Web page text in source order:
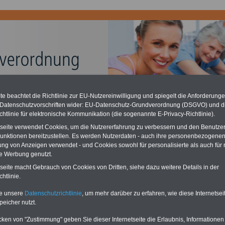
hat die Berliner Landesbesoldung für verfassungs-
(Berlin muss bisMärz 2027 eine Neuregelung der Besoldung
Auch beim Bund (Beamte & Ruhestandsbeamte) gibt es teilweise
(Medienberichten zufolge liegt diese für
alle (!) Beamte
mind. 3.000 und 13.000 Euro, Der INFO-SERVICE gibt hierzu eine
heraus, die unmittelbar nach dem Beschluss des Gesetzentwurfs der
vorgelegt wird (im II. Quartal.2026) >>>
zur (Vor)Bestellung
.
§ 15 Implantologische,
funktionsanalytische und
beachtet die Richtlinie zur EU-Nutzereinwilligung und spiegelt die
wider: EU-Datenschutz-Grundverordnung (DSGVO) und
für elektronische Kommunikation (die sogenannte E-Privacy-Richtlinie).
verwendet Cookies, um die Nutzererfahrung zu verbessern und den
bereitzustellen. Es werden Nutzerdaten - auch ihre
von Anzeigen verwendet - und Cookies sowohl für personalisierte als auch für
Werbung genutzt.
macht Gebrauch von Cookies von Dritten, siehe dazu weitere Details in der
unsere Datenschutzrichtlinie , um mehr darüber zu erfahren, wie diese
nutzt.
von "Zustimmung" geben Sie dieser Internetseite die Erlaubnis,